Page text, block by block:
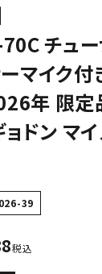
チュー
マイク付
年 限
ドン マ
39
税込